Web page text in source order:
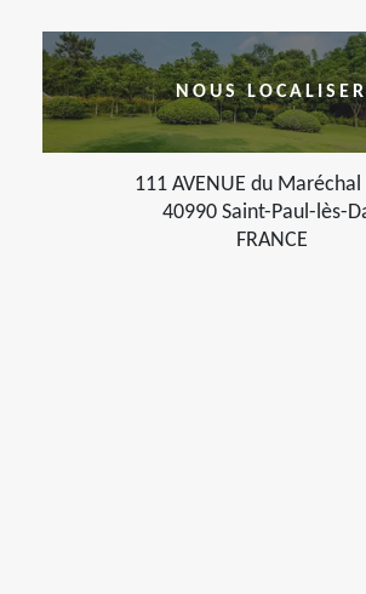
NOUS LOCALISER
111 AVENUE du Maréchal
40990 Saint-Paul-lès-
FRANCE